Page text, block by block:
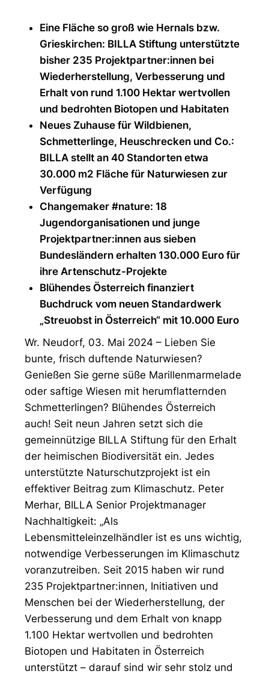
Eine Fläche so groß wie Hernals bzw.
Grieskirchen: BILLA Stiftung unterstützte
bisher 235 Projektpartner:innen bei
Wiederherstellung, Verbesserung und
Erhalt von rund 1.100 Hektar wertvollen
und bedrohten Biotopen und Habitaten
Neues Zuhause für Wildbienen,
Schmetterlinge, Heuschrecken und Co.:
BILLA stellt an 40 Standorten etwa
30.000 m2 Fläche für Naturwiesen zur
Verfügung
Changemaker #nature: 18
Jugendorganisationen und junge
Projektpartner:innen aus sieben
Bundesländern erhalten 130.000 Euro für
ihre Artenschutz-Projekte
Blühendes Österreich finanziert
Buchdruck vom neuen Standardwerk
„Streuobst in Österreich“ mit 10.000 Euro
Wr. Neudorf, 03. Mai 2024 – Lieben Sie
bunte, frisch duftende Naturwiesen?
Genießen Sie gerne süße Marillenmarmelade
oder saftige Wiesen mit herumflatternden
Schmetterlingen? Blühendes Österreich
auch! Seit neun Jahren setzt sich die
gemeinnützige BILLA Stiftung für den Erhalt
der heimischen Biodiversität ein. Jedes
unterstützte Naturschutzprojekt ist ein
effektiver Beitrag zum Klimaschutz. Peter
Merhar, BILLA Senior Projektmanager
Nachhaltigkeit: „Als
Lebensmitteleinzelhändler ist es uns wichtig,
notwendige Verbesserungen im Klimaschutz
voranzutreiben. Seit 2015 haben wir rund
235 Projektpartner:innen, Initiativen und
Menschen bei der Wiederherstellung, der
Verbesserung und dem Erhalt von knapp
1.100 Hektar wertvollen und bedrohten
Biotopen und Habitaten in Österreich
unterstützt – darauf sind wir sehr stolz und